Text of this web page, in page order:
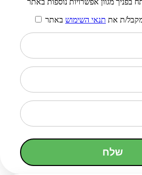
מקבל/ת את תנאי השימוש באתר
שלח